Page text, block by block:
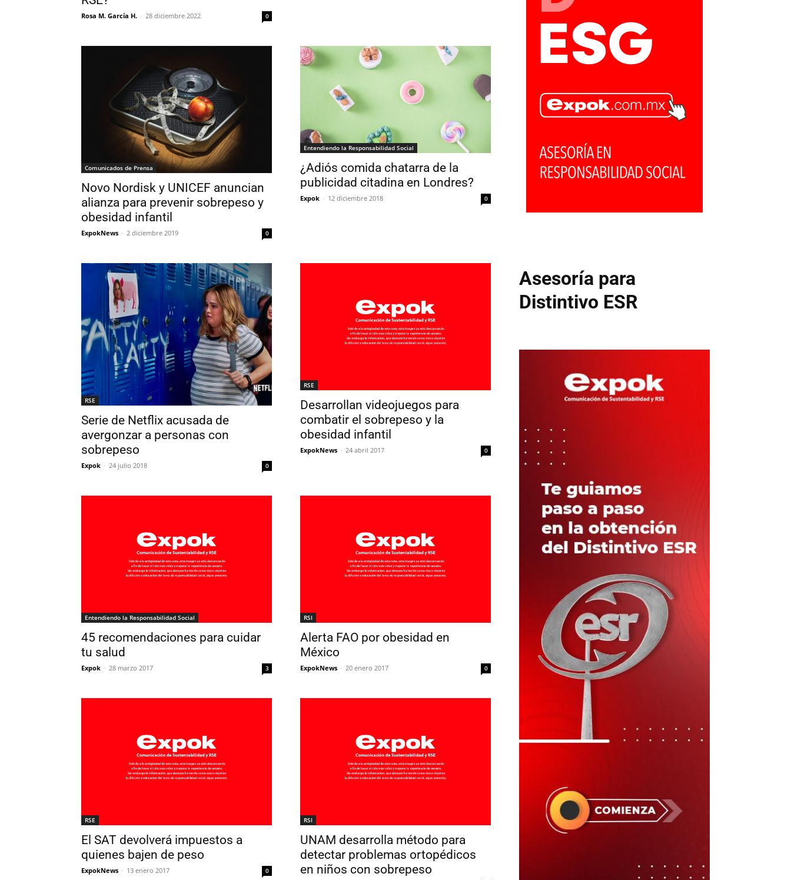
Rosa M. García H. - 28 diciembre 2022 0
Comunicados de Prensa
Novo Nordisk y UNICEF anuncian
alianza para prevenir sobrepeso y
obesidad infantil
ExpokNews - 2 diciembre 2019 0
Entendiendo la Responsabilidad Social
¿Adiós comida chatarra de la
publicidad citadina en Londres?
Expok - 12 diciembre 2018 0
RSE
Serie de Netflix acusada de
avergonzar a personas con
sobrepeso
Expok - 24 julio 2018 0
RSE
Desarrollan videojuegos para
combatir el sobrepeso y la
obesidad infantil
ExpokNews - 24 abril 2017 0
Entendiendo la Responsabilidad Social
45 recomendaciones para cuidar
tu salud
Expok - 28 marzo 2017 3
RSI
Alerta FAO por obesidad en
México
ExpokNews - 20 enero 2017 0
RSE
El SAT devolverá impuestos a
quienes bajen de peso
ExpokNews - 13 enero 2017 0
RSI
UNAM desarrolla método para
detectar problemas ortopédicos
en niños con sobrepeso
Asesoría para
Distintivo ESR